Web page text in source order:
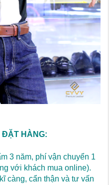
ĐẶT HÀNG:
3 năm, phí vận chuyển 1
với khách mua online).
càng, cẩn thận và tư vấn